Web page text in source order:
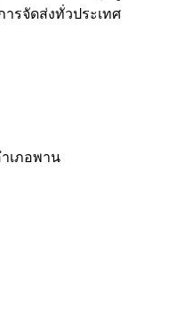
รจัดส่งทั่วประเทศ
เภอพาน